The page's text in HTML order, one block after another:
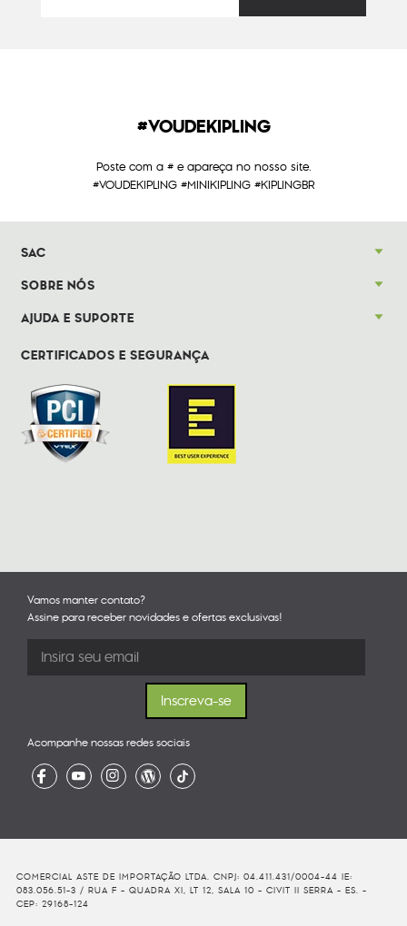
#VOUDEKIPLING
Poste com a # e apareça no nosso site.
#VOUDEKIPLING #MINIKIPLING #KIPLINGBR
SAC
SOBRE NÓS
AJUDA E SUPORTE
CERTIFICADOS E SEGURANÇA
Vamos manter contato?
Assine para receber novidades e ofertas exclusivas!
Acompanhe nossas redes sociais
COMERCIAL ASTE DE IMPORTAÇÃO LTDA. CNPJ: 04.411.431/0004-44 IE:
083.056.51-3 / RUA F - QUADRA XI, LT 12, SALA 10 - CIVIT II SERRA - ES. -
CEP: 29168-124